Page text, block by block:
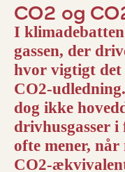
CO2 og
I
gassen, der
hvor vigtigt det
CO2-
dog ikke
drivhusgasser
ofte mener,
CO2-